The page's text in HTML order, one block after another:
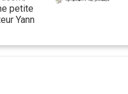
petite
Yann